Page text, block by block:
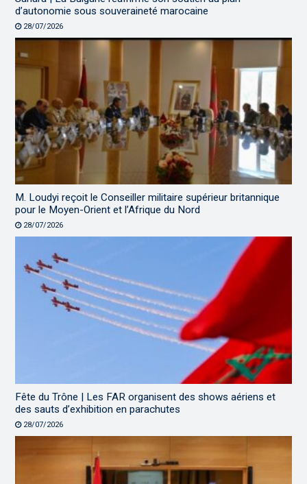
d’autonomie sous souveraineté marocaine
28/07/2026
M. Loudyi reçoit le Conseiller militaire supérieur britannique
pour le Moyen-Orient et l’Afrique du Nord
28/07/2026
Fête du Trône | Les FAR organisent des shows aériens et
des sauts d’exhibition en parachutes
28/07/2026